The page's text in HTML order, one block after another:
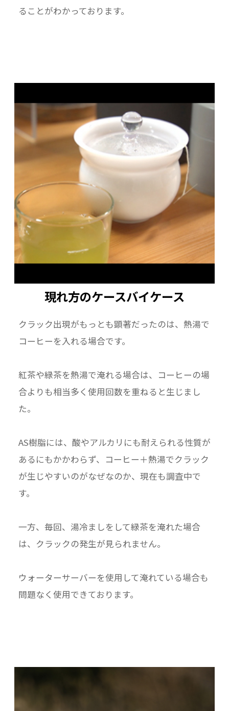
ることがわかっております。
現れ方のケースバイケース
クラック出現がもっとも顕著だったのは、熱湯で
コーヒーを入れる場合です。
紅茶や緑茶を熱湯で淹れる場合は、コーヒーの場
合よりも相当多く使用回数を重ねると生じまし
た。
AS樹脂には、酸やアルカリにも耐えられる性質が
あるにもかかわらず、コーヒー＋熱湯でクラック
が生じやすいのがなぜなのか、現在も調査中で
す。
一方、毎回、湯冷ましをして緑茶を淹れた場合
は、クラックの発生が見られません。
ウォーターサーバーを使用して淹れている場合も
問題なく使用できております。